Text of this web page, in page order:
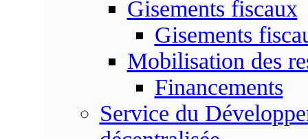
Gisements fiscaux
Gisements
Mobilisation des
Financements
Service du